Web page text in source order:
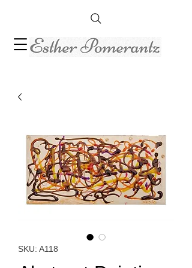
SKU: A118